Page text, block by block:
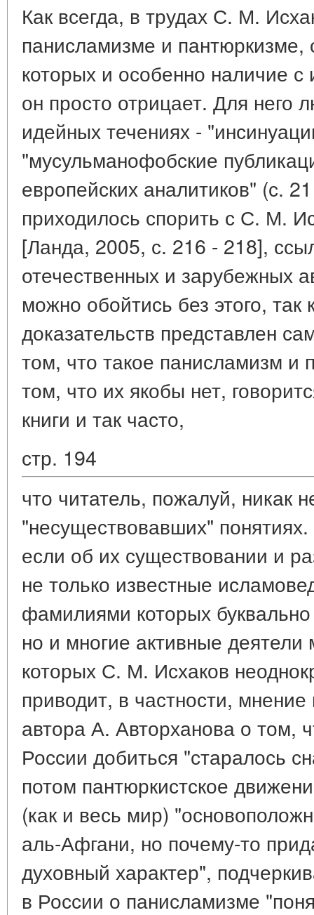
Как всегда, в трудах С. М.
панисламизме и
которых и особенно наличие
он просто отрицает. Для него
идейных течениях -
"мусульманофобские
европейских аналитиков" (с.
приходилось спорить с С. М.
[Ланда, 2005, с. 216 - 218],
отечественных и зарубежных
можно обойтись без этого, так
доказательств представлен
том, что такое панисламизм и
том, что их якобы нет,
книги и так часто,
стр. 194
что читатель, пожалуй, никак
"несуществовавших"
если об их существовании и
не только известные
фамилиями которых
но и многие активные деятели
которых С. М. Исхаков
приводит, в частности, мнение
автора А. Авторханова о том,
России добиться "старалось
потом пантюркистское
(как и весь мир)
аль-Афгани, но почему-то
духовный характер",
в России о панисламизме